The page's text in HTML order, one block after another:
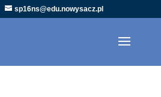
sp16ns@edu.nowysacz.pl